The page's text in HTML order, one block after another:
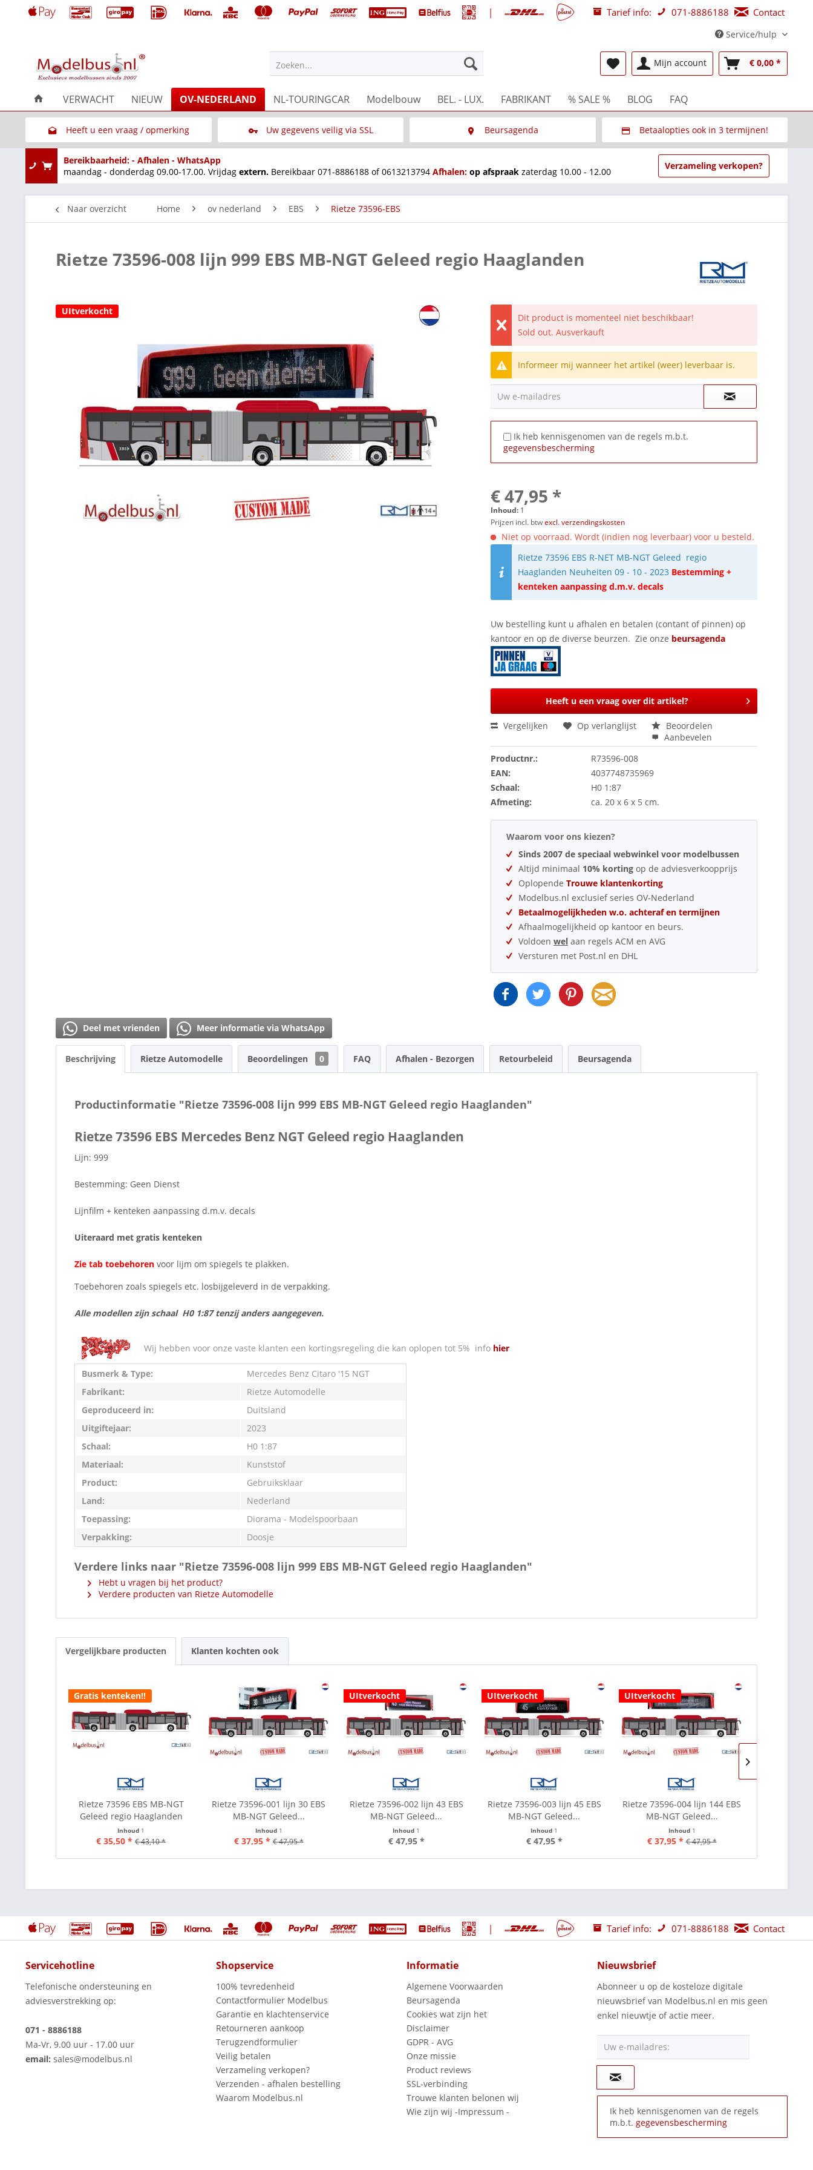
| Tarief info: 071-8886188 Contact
Service/hulp
Zoeken... Mijn account € 0,00 *
VERWACHT NIEUW OV-NEDERLAND NL-TOURINGCAR Modelbouw BEL. - LUX. FABRIKANT % SALE % BLOG FAQ
Heeft u een vraag / opmerking
Link naar het contactformulier
Uw gegevens veilig via SSL Beursagenda Betaalopties ook in 3 termijnen!
Via Multisafepay (veilig via SSL)
Bereikbaarheid: - Afhalen - WhatsApp
maandag - donderdag 09.00-17.00. Vrijdag extern. Bereikbaar 071-8886188 of 0613213794 Afhalen: op afspraak zaterdag 10.00 - 12.00
Verzameling verkopen?
Naar overzicht Home ov nederland EBS Rietze 73596-EBS
Rietze 73596-008 lijn 999 EBS MB-NGT Geleed regio Haaglanden
UItverkocht
Dit product is momenteel niet beschikbaar!
Sold out. Ausverkauft
Informeer mij wanneer het artikel (weer) leverbaar is.
Uw e-mailadres
Ik heb kennisgenomen van de regels m.b.t.
gegevensbescherming
€ 47,95 *
Inhoud: 1
Prijzen incl. btwexcl. verzendingskosten
Niet op voorraad. Wordt (indien nog leverbaar) voor u besteld.
Rietze 73596 EBS R-NET MB-NGT Geleed regio
Haaglanden Neuheiten 09 - 10 - 2023 Bestemming +
kenteken aanpassing d.m.v. decals
Uw bestelling kunt u afhalen en betalen (contant of pinnen) op
kantoor en op de diverse beurzen. Zie onze beursagenda
Heeft u een vraag over dit artikel?
Vergelijken Op verlanglijst
Beoordelen
Aanbevelen
Productnr.:
R73596-008
EAN:
4037748735969
Schaal:
H0 1:87
Afmeting:
ca. 20 x 6 x 5 cm.
Waarom voor ons kiezen?
Sinds 2007 de speciaal webwinkel voor modelbussen
Altijd minimaal 10% kortingop de adviesverkoopprijs
OplopendeTrouwe klantenkorting
Modelbus.nl exclusief series OV-Nederland
Betaalmogelijkheden w.o. achteraf en termijnen
Afhaalmogelijkheid op kantoor en beurs.
Voldoenwel aan regels ACM en AVG
Versturen met Post.nl en DHL
Deel met vrienden Meer informatie via WhatsApp
Beschrijving Rietze Automodelle Beoordelingen 0 FAQ Afhalen - Bezorgen Retourbeleid Beursagenda
Productinformatie "Rietze 73596-008 lijn 999 EBS MB-NGT Geleed regio Haaglanden"
Rietze 73596 EBS Mercedes Benz NGT Geleed regio Haaglanden
Lijn: 999
Bestemming: Geen Dienst
Lijnfilm + kenteken aanpassing d.m.v. decals
Uiteraard met gratis kenteken
Zie tab toebehoren voor lijm om spiegels te plakken.
Toebehoren zoals spiegels etc. losbijgeleverd in de verpakking.
Alle modellen zijn schaal H0 1:87 tenzij anders aangegeven.
Wij hebben voor onze vaste klanten een kortingsregeling die kan oplopen tot 5% info hier
Busmerk & Type:
Mercedes Benz Citaro '15 NGT
Fabrikant:
Rietze Automodelle
Geproduceerd in:
Duitsland
Uitgiftejaar:
2023
Schaal:
H0 1:87
Materiaal:
Kunststof
Product:
Gebruiksklaar
Land:
Nederland
Toepassing:
Diorama - Modelspoorbaan
Verpakking:
Doosje
Verdere links naar "Rietze 73596-008 lijn 999 EBS MB-NGT Geleed regio Haaglanden"
Hebt u vragen bij het product?
Verdere producten van Rietze Automodelle
Vergelijkbare producten Klanten kochten ook
Gratis kenteken!!
Rietze 73596 EBS MB-NGT
Geleed regio Haaglanden
Inhoud 1
€ 35,50 * € 43,10 *
Rietze 73596-001 lijn 30 EBS
MB-NGT Geleed...
Inhoud 1
€ 37,95 * € 47,95 *
UItverkocht
Rietze 73596-002 lijn 43 EBS
MB-NGT Geleed...
Inhoud 1
€ 47,95 *
UItverkocht
Rietze 73596-003 lijn 45 EBS
MB-NGT Geleed...
Inhoud 1
€ 47,95 *
UItverkocht
Rietze 73596-004 lijn 144 EBS
MB-NGT Geleed...
Inhoud 1
€ 37,95 * € 47,95 *
| Tarief info: 071-8886188 Contact
Servicehotline
Telefonische ondersteuning en
adviesverstrekking op:
071 - 8886188
Ma-Vr, 9.00 uur - 17.00 uur
email: sales@modelbus.nl
Shopservice
100% tevredenheid
Contactformulier Modelbus
Garantie en klachtenservice
Retourneren aankoop
Terugzendformulier
Veilig betalen
Verzameling verkopen?
Verzenden - afhalen bestelling
Waarom Modelbus.nl
Informatie
Algemene Voorwaarden
Beursagenda
Cookies wat zijn het
Disclaimer
GDPR - AVG
Onze missie
Product reviews
SSL-verbinding
Trouwe klanten belonen wij
Wie zijn wij -Impressum -
Nieuwsbrief
Abonneer u op de kosteloze digitale
nieuwsbrief van Modelbus.nl en mis geen
enkel nieuwtje of actie meer.
Uw e-mailadres:
Ik heb kennisgenomen van de regels
m.b.t. gegevensbescherming